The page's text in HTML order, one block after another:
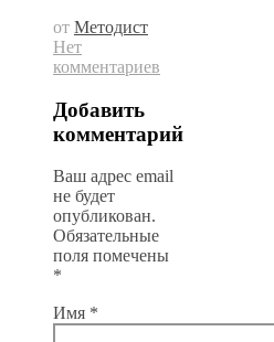
от Методист
Нет
комментариев
Добавить
комментарий
Ваш адрес email
не будет
опубликован.
Обязательные
поля помечены
*
Имя *